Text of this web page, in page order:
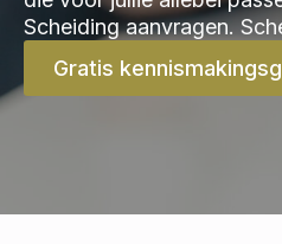
Scheiding aanvragen.
Gratis